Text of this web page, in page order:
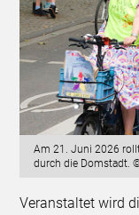
Am 21. Juni 2026
durch die Domstadt.
Veranstaltet wird